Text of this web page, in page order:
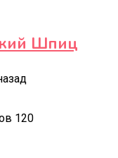
Шпиц
120